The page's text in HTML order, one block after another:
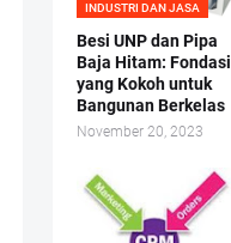
INDUSTRI DAN JASA
Besi UNP dan Pipa
Baja Hitam: Fondasi
yang Kokoh untuk
Bangunan Berkelas
November 20, 2023